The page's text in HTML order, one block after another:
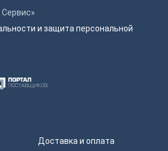
и защита персональной
Доставка и оплата